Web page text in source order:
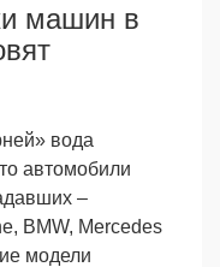
машин в
вода
автомобили
–
BMW, Mercedes
модели